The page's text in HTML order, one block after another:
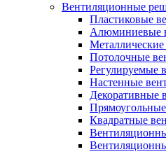
Вентиляционные
Пластиковые
Алюминиевые
Потолочные
Регулируемые
Настенные
Декоративные
Квадратные